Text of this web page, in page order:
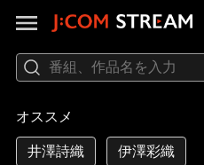
オススメ
井澤詩織 伊澤彩織